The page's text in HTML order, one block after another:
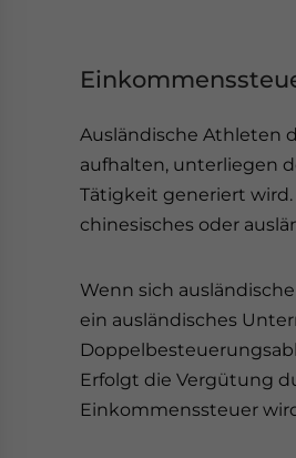
Ausländische Athleten
aufhalten, unterliegen
Tätigkeit generiert
chinesisches oder
Wenn sich
ein ausländisches
Erfolgt die Vergütung
Einkommenssteuer